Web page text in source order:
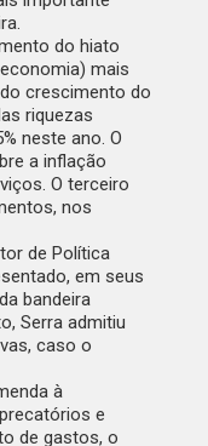
do hiato
mais
crescimento do
riquezas
neste ano. O
a inflação
O terceiro
nos
de Política
em seus
bandeira
Serra admitiu
caso o
à
e
de gastos, o